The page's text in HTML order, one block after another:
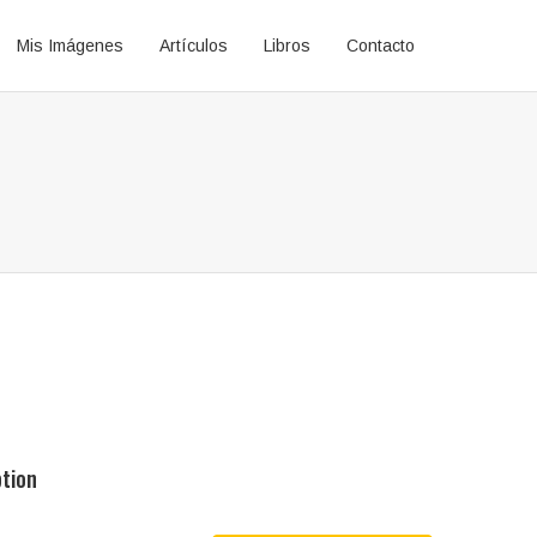
Mis Imágenes Artículos Libros Contacto